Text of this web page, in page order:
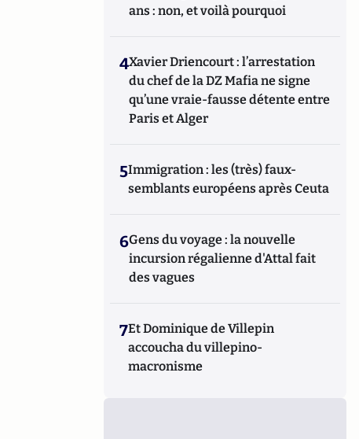
ans : non, et voilà pourquoi
4Xavier Driencourt : l’arrestation
du chef de la DZ Mafia ne signe
qu’une vraie-fausse détente entre
Paris et Alger
5Immigration : les (très) faux-
semblants européens après Ceuta
6Gens du voyage : la nouvelle
incursion régalienne d'Attal fait
des vagues
7Et Dominique de Villepin
accoucha du villepino-
macronisme